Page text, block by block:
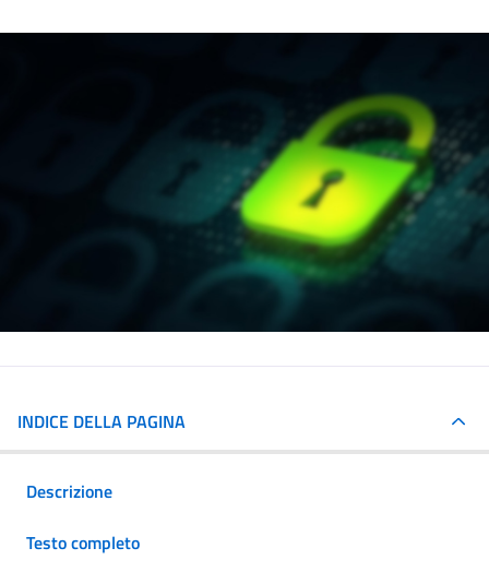
INDICE DELLA PAGINA
Descrizione
Testo completo